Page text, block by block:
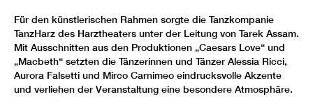
Für den künstlerischen Rahmen sorgte die Tanzkompanie
TanzHarz des Harztheaters unter der Leitung von Tarek Assam.
Mit Ausschnitten aus den Produktionen „Caesars Love“ und
„Macbeth“ setzten die Tänzerinnen und Tänzer Alessia Ricci,
Aurora Falsetti und Mirco Carnimeo eindrucksvolle Akzente
und verliehen der Veranstaltung eine besondere Atmosphäre.